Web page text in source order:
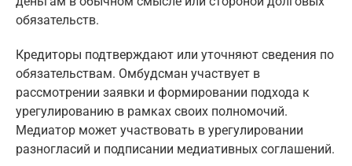
обязательств.
Кредиторы подтверждают или уточняют сведения по
обязательствам. Омбудсман участвует в
рассмотрении заявки и формировании подхода к
урегулированию в рамках своих полномочий.
Медиатор может участвовать в урегулировании
разногласий и подписании медиативных соглашений.